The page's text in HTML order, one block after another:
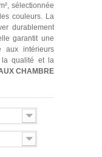
sélectionnée
couleurs. La
durablement
garantit une
aux intérieurs
la qualité et la
CHAMBRE